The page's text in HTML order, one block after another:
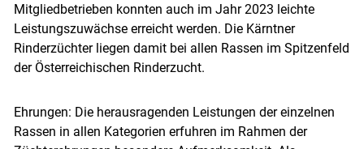
Mitgliedbetrieben konnten auch im Jahr 2023 leichte
Leistungszuwächse erreicht werden. Die Kärntner
Rinderzüchter liegen damit bei allen Rassen im Spitzenfeld
der Österreichischen Rinderzucht.
Ehrungen: Die herausragenden Leistungen der einzelnen
Rassen in allen Kategorien erfuhren im Rahmen der